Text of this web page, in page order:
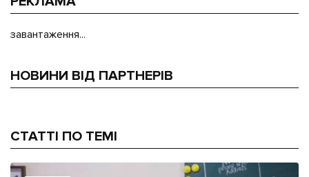
завантаження...
НОВИНИ ВІД ПАРТНЕРІВ
СТАТТІ ПО ТЕМІ